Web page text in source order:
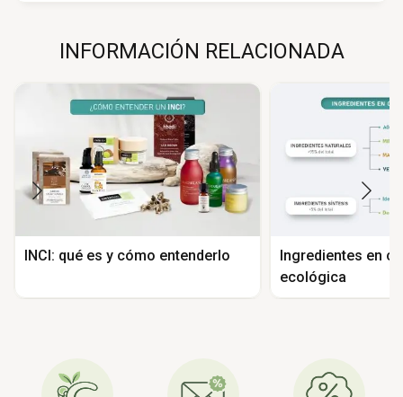
INFORMACIÓN RELACIONADA
INCI: qué es y cómo entenderlo
Ingredientes en
ecológica